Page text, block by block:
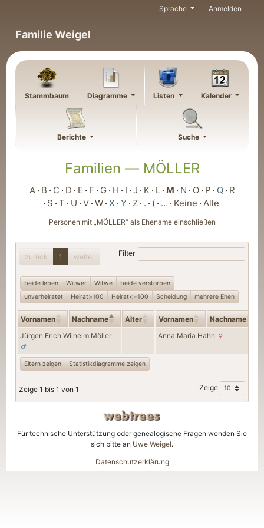
Familie Weigel
Sprache Anmelden
Stammbaum Diagramme Listen Kalender
Berichte Suche
Familien — MÖLLER
A B C D E F G H I J K L M N O P Q
R
S T U V W X Y Z . ( … Keine Alle
Personen mit „MÖLLER“ als Ehename einschließen
zurück 1 weiter Filter
beide leben Witwer Witwe
beide verstorben
unverheiratet
Heirat>100 Heirat<=100 Scheidung mehrere Ehen
Vornamen Nachname Alter Vornamen Nachname
Jürgen Erich Wilhelm Möller Anna Maria Hahn
Eltern zeigen Statistikdiagramme zeigen
Zeige 1 bis 1 von 1 Zeige
Für technische Unterstützung oder genealogische Fragen wenden Sie
sich bitte an Uwe Weigel.
Datenschutzerklärung